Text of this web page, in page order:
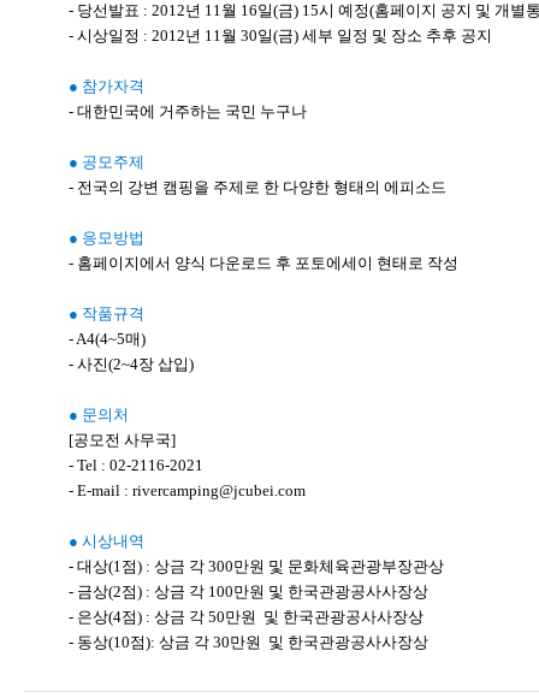
- 당선발표 : 2012년 11월 16일(금) 15시 예정(홈페이지 공지 및 개별
- 시상일정 : 2012년 11월 30일(금) 세부 일정 및 장소 추후 공지
● 참가자격
- 대한민국에 거주하는 국민 누구나
● 공모주제
- 전국의 강변 캠핑을 주제로 한 다양한 형태의 에피소드
● 응모방법
- 홈페이지에서 양식 다운로드 후 포토에세이 현태로 작성
● 작품규격
- A4(4~5매)
- 사진(2~4장 삽입)
● 문의처
[공모전 사무국]
- Tel : 02-2116-2021
- E-mail : rivercamping@jcubei.com
● 시상내역
- 대상(1점) : 상금 각 300만원 및 문화체육관광부장관상
- 금상(2점) : 상금 각 100만원 및 한국관광공사사장상
- 은상(4점) : 상금 각 50만원 및 한국관광공사사장상
- 동상(10점): 상금 각 30만원 및 한국관광공사사장상